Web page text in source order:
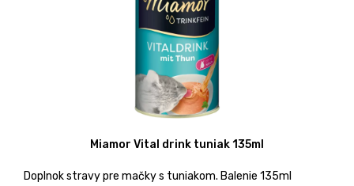
Miamor Vital drink tuniak 135ml
Doplnok stravy pre mačky s tuniakom. Balenie 135ml